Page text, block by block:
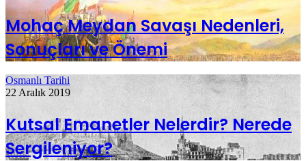
Mohaç Meydan Savaşı Nedenleri,
Sonuçları ve Önemi
Osmanlı Tarihi
22 Aralık 2019
Kutsal Emanetler Nelerdir? Nerede
Sergileniyor?